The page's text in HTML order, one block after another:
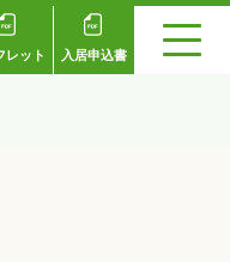
レット 入居申込書